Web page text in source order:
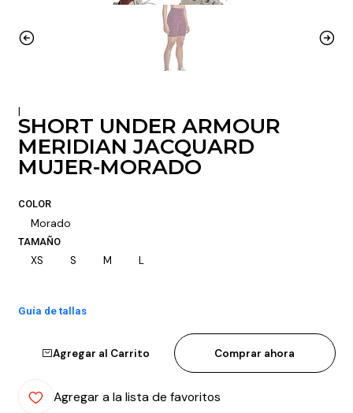
|
SHORT UNDER ARMOUR
MERIDIAN JACQUARD
MUJER-MORADO
COLOR
Morado
TAMAÑO
XS S M L
Guía de tallas
Agregar al Carrito Comprar ahora
Agregar a la lista de favoritos